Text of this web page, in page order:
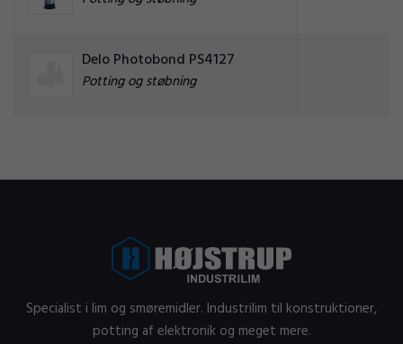
Delo Photobond PS4127
Potting og støbning
Specialist i lim og smøremidler. Industrilim til konstruktioner,
potting af elektronik og meget mere.